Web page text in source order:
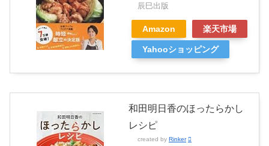
辰巳出版
Amazon 楽天市場
Yahooショッピング
和田明日香のほったらかし
レシピ
created by Rinker